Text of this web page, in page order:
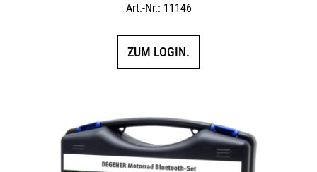
Bewertet mit
Art.-Nr.: 11146
ZUM LOGIN.